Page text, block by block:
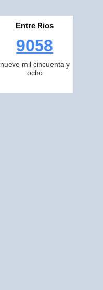
Entre Rios
9058
nueve mil cincuenta y
ocho